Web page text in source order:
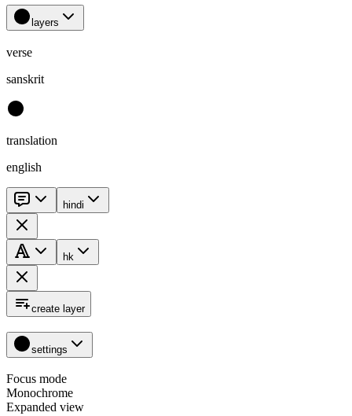
layers
verse
sanskrit
translation
english
hindi
hk
create layer
settings
Focus mode
Monochrome
Expanded view